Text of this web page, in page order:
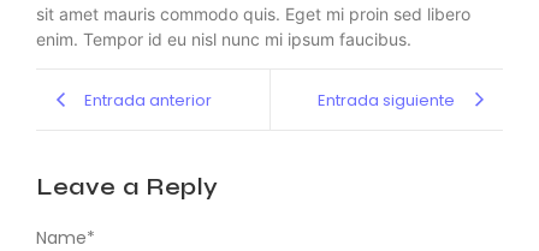
sit amet mauris commodo quis. Eget mi proin sed libero
enim. Tempor id eu nisl nunc mi ipsum faucibus.
Entrada anterior Entrada siguiente
Leave a Reply
Name*